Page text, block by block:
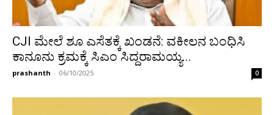
CJI ಮೇಲೆ ಶೂ ಎಸೆತಕ್ಕೆ ಖಂಡನೆ: ವಕೀಲನ ಬಂಧಿಸಿ
ಕಾನೂನು ಕ್ರಮಕ್ಕೆ ಸಿಎಂ ಸಿದ್ದರಾಮಯ್ಯ...
prashanth - 06/10/2025 0